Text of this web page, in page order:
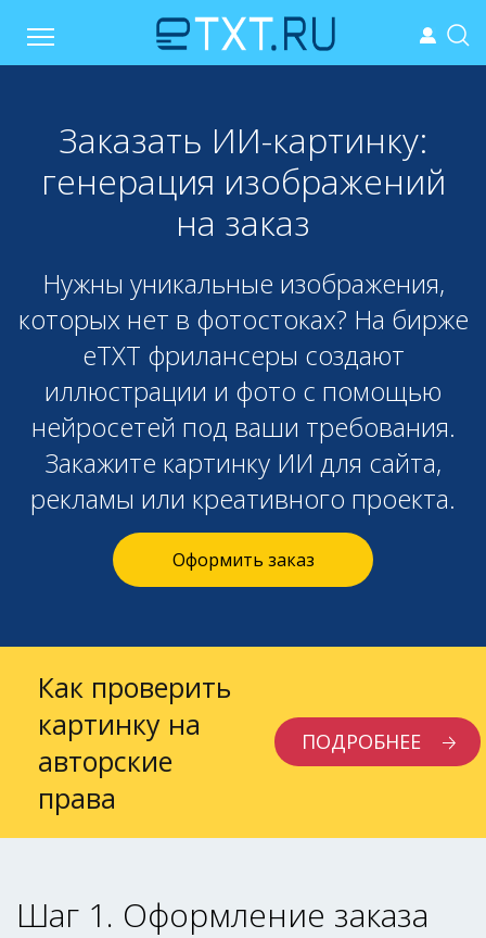
Заказать ИИ-картинку:
генерация изображений
на заказ
Нужны уникальные изображения,
которых нет в фотостоках? На бирже
eTXT фрилансеры создают
иллюстрации и фото с помощью
нейросетей под ваши требования.
Закажите картинку ИИ для сайта,
рекламы или креативного проекта.
Оформить заказ
Как проверить
картинку на
авторские
права
ПОДРОБНЕЕ
Шаг 1. Оформление заказа